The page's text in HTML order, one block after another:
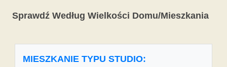
Sprawdź Według Wielkości Domu/Mieszkania
MIESZKANIE TYPU STUDIO: